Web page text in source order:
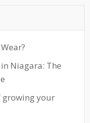
Niagara: The
growing your